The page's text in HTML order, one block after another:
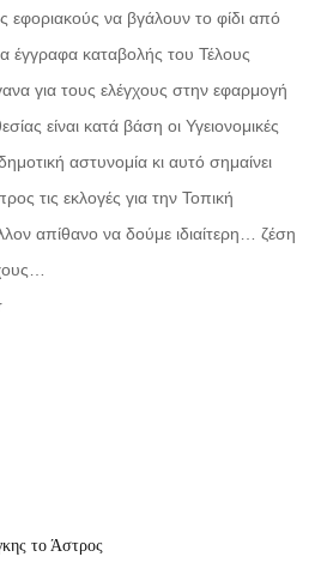
εφοριακούς να βγάλουν το φίδι από
έγγραφα καταβολής του Τέλους
για τους ελέγχους στην εφαρμογή
είναι κατά βάση οι Υγειονομικές
αστυνομία κι αυτό σημαίνει
τις εκλογές για την Τοπική
απίθανο να δούμε ιδιαίτερη… ζέση
το Άστρος